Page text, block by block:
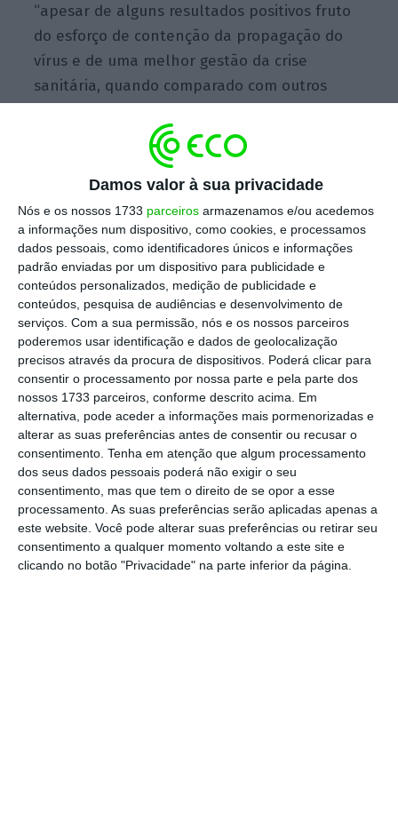
Damos valor à sua privacidade
Nós e os nossos 1733 parceiros armazenamos e/ou acedemos
a informações num dispositivo, como cookies, e processamos
dados pessoais, como identificadores únicos e informações
padrão enviadas por um dispositivo para publicidade e
conteúdos personalizados, medição de publicidade e
conteúdos, pesquisa de audiências e desenvolvimento de
serviços. Com a sua permissão, nós e os nossos parceiros
poderemos usar identificação e dados de geolocalização
precisos através da procura de dispositivos. Poderá clicar para
consentir o processamento por nossa parte e pela parte dos
nossos 1733 parceiros, conforme descrito acima. Em
alternativa, pode aceder a informações mais pormenorizadas e
alterar as suas preferências antes de consentir ou recusar o
consentimento. Tenha em atenção que algum processamento
dos seus dados pessoais poderá não exigir o seu
consentimento, mas que tem o direito de se opor a esse
processamento. As suas preferências serão aplicadas apenas a
este website. Você pode alterar suas preferências ou retirar seu
consentimento a qualquer momento voltando a este site e
clicando no botão "Privacidade" na parte inferior da página.
“apesar de alguns resultados positivos fruto
do esforço de contenção da propagação do
vírus e de uma melhor gestão da crise
sanitária, quando comparado com outros
atingido pela recessão causada pelo
confinamento”, registando uma contração de
13,8% do Produto Interno Bruto (PIB) no
segundo trimestre de 2020.
ISEG: Recuperação da economia vai parar no quarto
trimestre
Ler Mais
“Portugal foi, a seguir à Grécia, o país da zona
euro em que o consumo foi mais afetado pela
pandemia,nomeadamente devido ao peso
que têm no consumo interno as atividades
relacionadas com hotelaria e restauração,
transportes, vestuário e calçado,
entretenimento e cultura, mobiliário e artigos
para a casa (cerca de 27% do PIB)”, refere.